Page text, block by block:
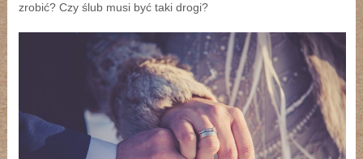
zrobić? Czy ślub musi być taki drogi?